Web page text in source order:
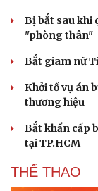
Cải chính
Bị bắt sau khi
"phòng thân"
Bắt giam nữ
Khởi tố vụ án
thương hiệu
Bắt khẩn cấp
tại TP.HCM
THỂ THAO